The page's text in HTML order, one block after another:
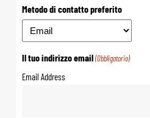
Metodo di contatto preferito
Il tuo indirizzo email (Obbligatorio)
Email Address